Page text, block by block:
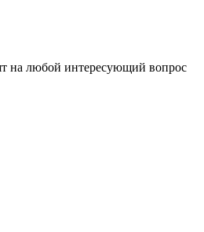
на любой интересующий вопрос